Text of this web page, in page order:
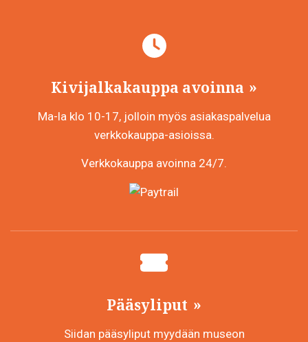
Kivijalkakauppa avoinna
Ma-la klo 10-17, jolloin myös asiakaspalvelua
verkkokauppa-asioissa.
Verkkokauppa avoinna 24/7.
Pääsyliput
Siidan pääsyliput myydään museon